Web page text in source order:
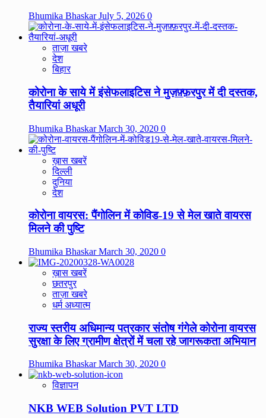
Bhumika BhaskarJuly 5, 2026 0
ताज़ा खबरे
देश
बिहार
कोरोना के साये में इंसेफलाइटिस ने मुज़फ़्फ़रपुर में दी दस्तक,
तैयारियां अधूरी
Bhumika BhaskarMarch 30, 2020 0
ख़ास खबरें
दिल्ली
दुनिया
देश
कोरोना वायरस: पैंगोलिन में कोविड-19 से मेल खाते वायरस
मिलने की पुष्टि
Bhumika BhaskarMarch 30, 2020 0
ख़ास खबरें
छतरपुर
ताज़ा खबरे
धर्म अध्यात्म
राज्य स्तरीय अधिमान्य पत्रकार संतोष गंगेले कोरोना वायरस
सुरक्षा के लिए ग्रामीण क्षेत्रों में चला रहे जागरूकता अभियान
Bhumika BhaskarMarch 30, 2020 0
विज्ञापन
NKB WEB Solution PVT LTD